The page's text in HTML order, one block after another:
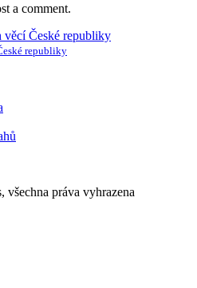
a comment.
republiky
práva vyhrazena